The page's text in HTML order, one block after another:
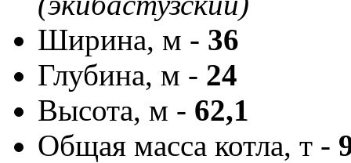
Ширина, м - 36
Глубина, м - 24
Высота, м - 62,1
Общая масса котла, т -